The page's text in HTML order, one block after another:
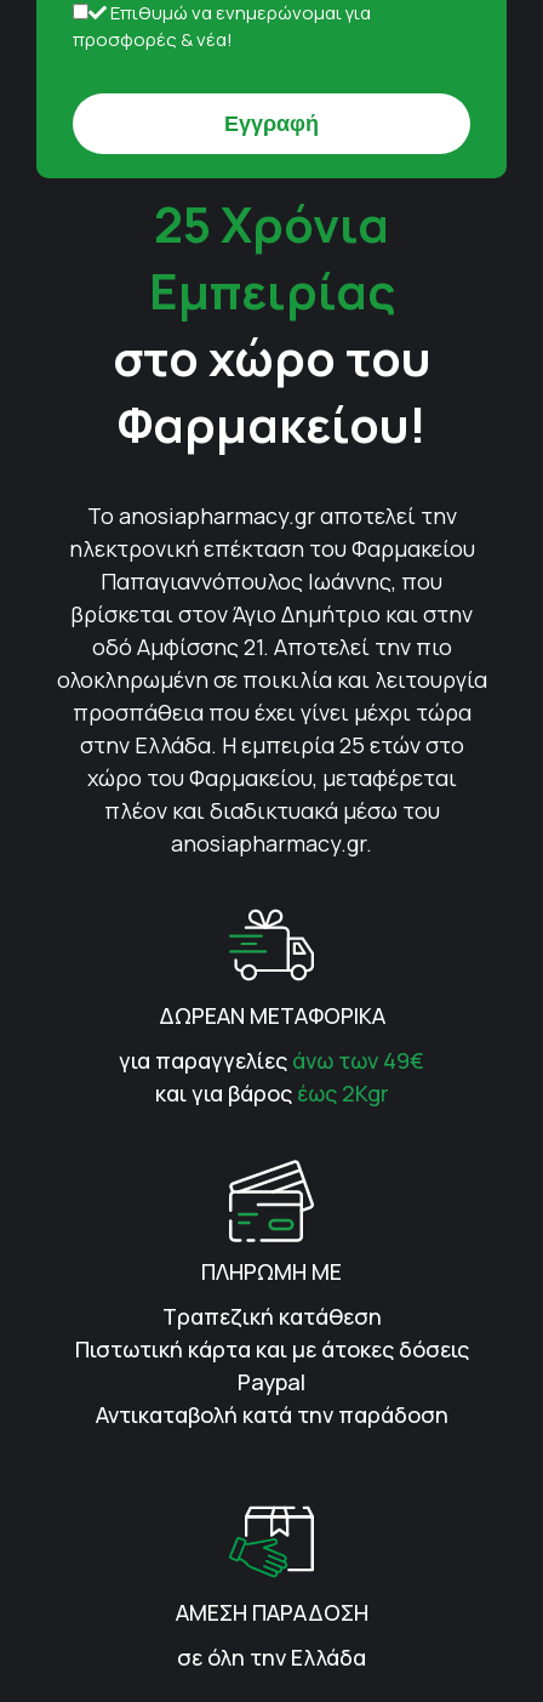
Επιθυμώ να ενημερώνομαι για
προσφορές & νέα!
25 Χρόνια
Εμπειρίας
στο χώρο του
Φαρμακείου!
Το anosiapharmacy.gr αποτελεί την
ηλεκτρονική επέκταση του Φαρμακείου
Παπαγιαννόπουλος Ιωάννης, που
βρίσκεται στον Άγιο Δημήτριο και στην
οδό Αμφίσσης 21. Αποτελεί την πιο
ολοκληρωμένη σε ποικιλία και λειτουργία
προσπάθεια που έχει γίνει μέχρι τώρα
στην Ελλάδα. Η εμπειρία 25 ετών στο
χώρο του Φαρμακείου, μεταφέρεται
πλέον και διαδικτυακά μέσω του
anosiapharmacy.gr.
ΔΩΡΕΑΝ ΜΕΤΑΦΟΡΙΚΑ
για παραγγελίες άνω των 49€
και για βάρος έως 2Kgr
ΠΛΗΡΩΜΗ ΜΕ
Τραπεζική κατάθεση
Πιστωτική κάρτα και με άτοκες δόσεις
Paypal
Αντικαταβολή κατά την παράδοση
ΑΜΕΣΗ ΠΑΡΑΔΟΣΗ
σε όλη την Ελλάδα